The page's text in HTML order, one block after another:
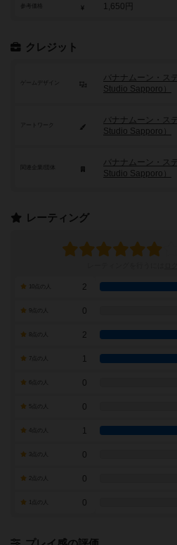
1,650円
クレジット
バナナムーン・ス
Studio Sapporo）
アートワーク
バナナムーン・ス
Studio Sapporo）
バナナムーン・ス
Studio Sapporo）
レーティング
2
0
2
7点の人 1
0
0
1
0
0
0